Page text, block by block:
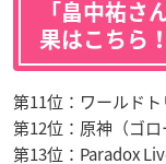
「畠中祐さ
果はこちら！
第11位：ワールド
第12位：原神（ゴ
第13位：Paradox